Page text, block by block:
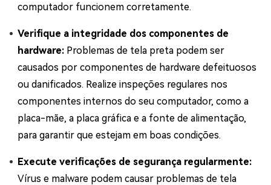
computador funcionem corretamente.
Verifique a integridade dos componentes de
hardware: Problemas de tela preta podem ser
causados por componentes de hardware defeituosos
ou danificados. Realize inspeções regulares nos
componentes internos do seu computador, como a
placa-mãe, a placa gráfica e a fonte de alimentação,
para garantir que estejam em boas condições.
Execute verificações de segurança regularmente:
Vírus e malware podem causar problemas de tela